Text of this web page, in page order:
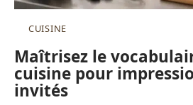
CUISINE
Maîtrisez le
cuisine pour
invités